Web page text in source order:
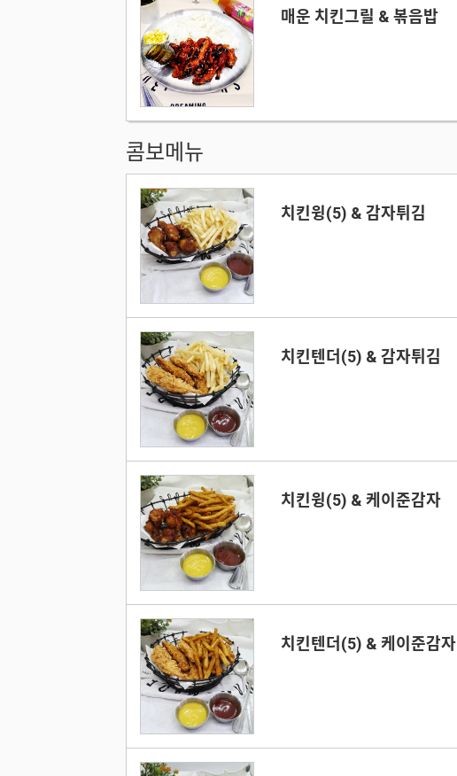
매운 치킨그릴 & 볶음밥
콤보메뉴
치킨윙(5) & 감자튀김
치킨텐더(5) & 감자튀김
치킨윙(5) & 케이준감자
치킨텐더(5) & 케이준감자